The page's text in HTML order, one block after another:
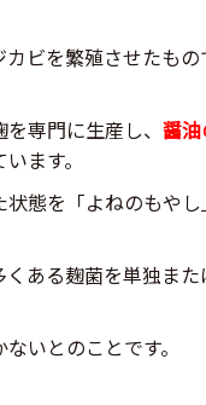
ビを繁殖させたも
専門に生産し、 醤
ます。
態を「よねのもや
ある麹菌を単独ま
いとのことです。